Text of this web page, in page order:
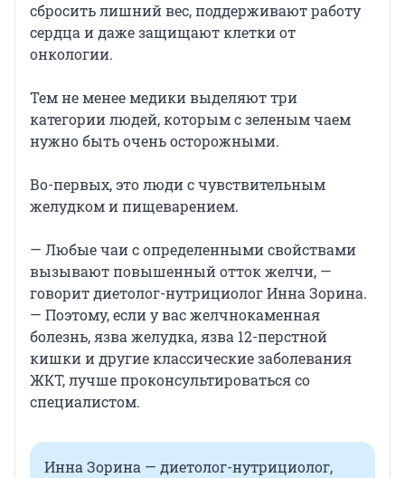
сбросить лишний вес, поддерживают работу
сердца и даже защищают клетки от
онкологии.
Тем не менее медики выделяют три
категории людей, которым с зеленым чаем
нужно быть очень осторожными.
Во-первых, это люди с чувствительным
желудком и пищеварением.
— Любые чаи с определенными свойствами
вызывают повышенный отток желчи, —
говорит диетолог-нутрициолог Инна Зорина.
— Поэтому, если у вас желчнокаменная
болезнь, язва желудка, язва 12-перстной
кишки и другие классические заболевания
ЖКТ, лучше проконсультироваться со
специалистом.
Инна Зорина — диетолог-нутрициолог,